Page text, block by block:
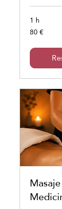
1 h
80
euros
80 €